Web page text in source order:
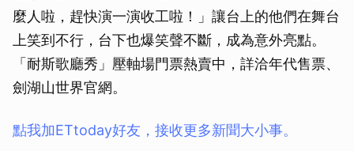
麼人啦，趕快演一演收工啦！」讓台上的他們在舞台
上笑到不行，台下也爆笑聲不斷，成為意外亮點。
「耐斯歌廳秀」壓軸場門票熱賣中，詳洽年代售票、
劍湖山世界官網。
點我加ETtoday好友，接收更多新聞大小事。